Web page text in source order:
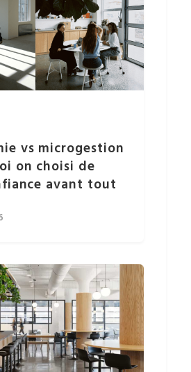
vs microgestion
on choisi de
avant tout